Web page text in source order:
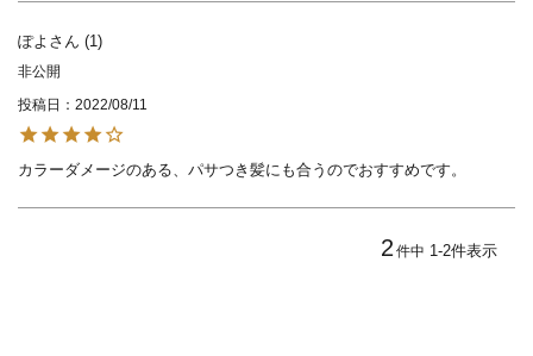
ぽよ 1
非公開
投稿日
2022/08/11
カラーダメージのある、パサつき髪にも合うのでおすすめです。
2 件中 1-2件表示